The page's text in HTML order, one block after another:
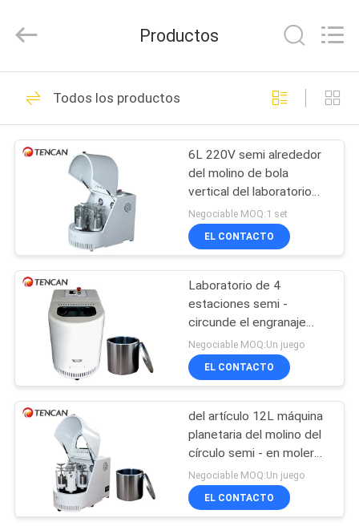
HOGAR
PRODUCTOS
NOSOTROS
VIAJE
DE
FÁBRICA
CONTROL
DE
CALIDAD
ÉNTRENOS
Powder
Technology
All
Reserved.
Molino de bola del
laboratorio
163
Molino de bola
planetario
301
Molino de bola de
balanceo
118
Productos
Todos los productos
6L 220V semi alrededor
del molino de bola
vertical del laboratorio
para la fabricación nana
del polvo de la escala
Negociable MOQ:1 set
EL CONTACTO
Laboratorio de 4
estaciones semi -
circunde el engranaje
planetario Drived del
volumen del molino de
bola 16L de poco ruido
Negociable MOQ:Un juego
EL CONTACTO
del artículo 12L máquina
planetaria del molino del
círculo semi - en moler
nano del polvo
Negociable MOQ:Un juego
EL CONTACTO